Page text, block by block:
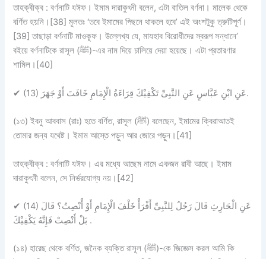
তাহক্বীক্ব : বর্ণনাটিযঈফ। ইমাম দারাকুৎনী বলেন, এটা বাতিল বর্ণনা। মালেক থেকে
বর্ণিত হয়নি।[38] মূলতঃ ‘তবে ইমামের পিছনে থাকলে হবে’ এই অংশটুকু ত্রুটিপূর্ণ।
[39] তাছাড়া বর্ণনাটি মাওকূফ। উল্লেখ্য যে, মাযহাব বিরোধীদের স্বরূপ সন্ধানে’
বইয়ে বর্ণনাটিকে রাসূল (ﷺ)-এর নাম দিয়ে চালিয়ে দেয়া হয়েছে। এটা প্রতারণার
শামিল।[40]
✔ (13) عَنِ ابْنِ عَبَّاسٍ عَنِ النَّبِىِّ تَكْفِيْكَ قِرَاءَةُ الْإِمَامِ خَافَتَ أَوْ جَهَرَ.
(১৩) ইবনু আববাস (রাঃ) হতে বর্ণিত, রাসূল (ﷺ) বলেছেন, ইমামের ক্বিরাআতই
তোমার জন্য যথেষ্ট। ইমাম আস্তে পড়ুন আর জোরে পড়ুন।[41]
তাহক্বীক্ব : বর্ণনাটিযঈফ। এর মধ্যে আছেম নামে একজন রাবী আছে। ইমাম
দারাকুৎনী বলেন, সে নির্ভরযোগ্য নয়।[42]
✔ (14) عَنِ الْحَارِثِ قَالَ رَجُلٌ لِلنَّبِىِّ أَقْرَأُ خَلْفَ الْإِمَامِ أَوْ أُنْصِتُ؟ قَالَ
بَلْ أَنْصِتْ فَإِنَّهُ يَكْفِيْكَ .
(১৪) হারেছ থেকে বর্ণিত, জনৈক ব্যক্তি রাসূল (ﷺ)-কে জিজ্ঞেস করল আমি কি